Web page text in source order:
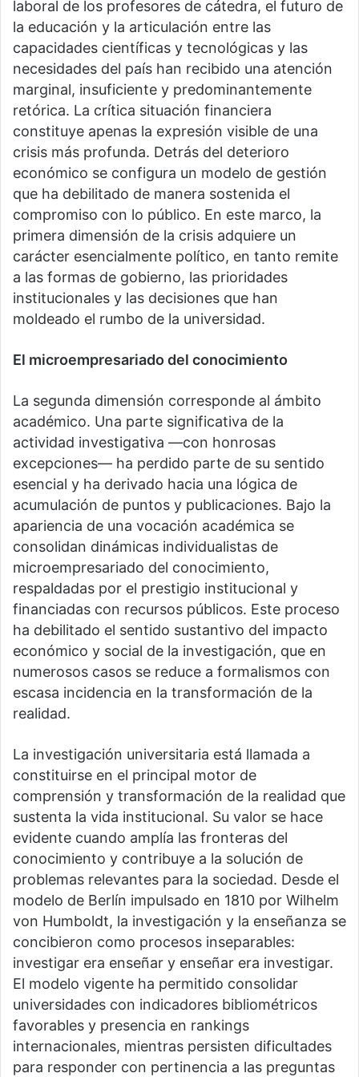
laboral de los profesores de cátedra, el futuro de
la educación y la articulación entre las
capacidades científicas y tecnológicas y las
necesidades del país han recibido una atención
marginal, insuficiente y predominantemente
retórica. La crítica situación financiera
constituye apenas la expresión visible de una
crisis más profunda. Detrás del deterioro
económico se configura un modelo de gestión
que ha debilitado de manera sostenida el
compromiso con lo público. En este marco, la
primera dimensión de la crisis adquiere un
carácter esencialmente político, en tanto remite
a las formas de gobierno, las prioridades
institucionales y las decisiones que han
moldeado el rumbo de la universidad.
El microempresariado del conocimiento
La segunda dimensión corresponde al ámbito
académico. Una parte significativa de la
actividad investigativa —con honrosas
excepciones— ha perdido parte de su sentido
esencial y ha derivado hacia una lógica de
acumulación de puntos y publicaciones. Bajo la
apariencia de una vocación académica se
consolidan dinámicas individualistas de
microempresariado del conocimiento,
respaldadas por el prestigio institucional y
financiadas con recursos públicos. Este proceso
ha debilitado el sentido sustantivo del impacto
económico y social de la investigación, que en
numerosos casos se reduce a formalismos con
escasa incidencia en la transformación de la
realidad.
La investigación universitaria está llamada a
constituirse en el principal motor de
comprensión y transformación de la realidad que
sustenta la vida institucional. Su valor se hace
evidente cuando amplía las fronteras del
conocimiento y contribuye a la solución de
problemas relevantes para la sociedad. Desde el
modelo de Berlín impulsado en 1810 por Wilhelm
von Humboldt, la investigación y la enseñanza se
concibieron como procesos inseparables:
investigar era enseñar y enseñar era investigar.
El modelo vigente ha permitido consolidar
universidades con indicadores bibliométricos
favorables y presencia en rankings
internacionales, mientras persisten dificultades
para responder con pertinencia a las preguntas